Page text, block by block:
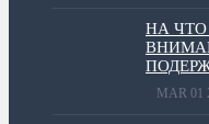
НА ЧТО
MAR 01